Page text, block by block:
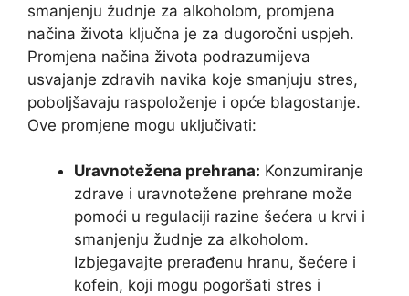
smanjenju žudnje za alkoholom, promjena
načina života ključna je za dugoročni uspjeh.
Promjena načina života podrazumijeva
usvajanje zdravih navika koje smanjuju stres,
poboljšavaju raspoloženje i opće blagostanje.
Ove promjene mogu uključivati:
Uravnotežena prehrana: Konzumiranje
zdrave i uravnotežene prehrane može
pomoći u regulaciji razine šećera u krvi i
smanjenju žudnje za alkoholom.
Izbjegavajte prerađenu hranu, šećere i
kofein, koji mogu pogoršati stres i